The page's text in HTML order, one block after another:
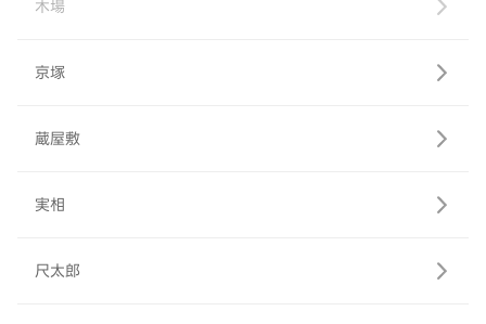
木場
京塚
蔵屋敷
実相
尺太郎